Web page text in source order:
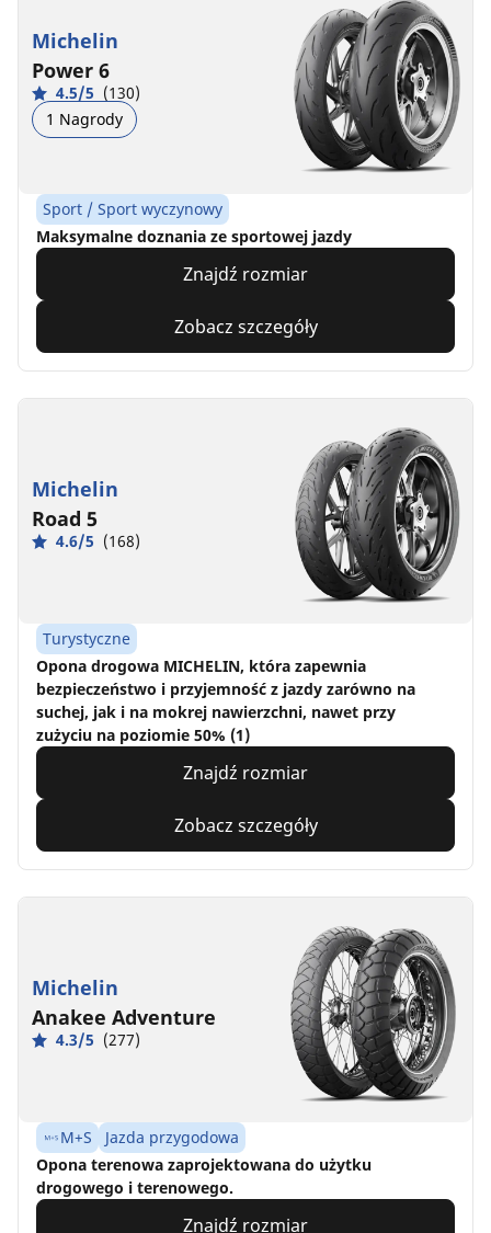
Michelin
Power 6
4.5/5 (130)
1 Nagrody
Sport / Sport wyczynowy
Maksymalne doznania ze sportowej jazdy
Znajdź rozmiar
Zobacz szczegóły
Michelin
Road 5
4.6/5 (168)
Turystyczne
Opona drogowa MICHELIN, która zapewnia
bezpieczeństwo i przyjemność z jazdy zarówno na
suchej, jak i na mokrej nawierzchni, nawet przy
zużyciu na poziomie 50% (1)
Znajdź rozmiar
Zobacz szczegóły
Michelin
Anakee Adventure
4.3/5 (277)
M+S
Jazda przygodowa
Opona terenowa zaprojektowana do użytku
drogowego i terenowego.
Znajdź rozmiar